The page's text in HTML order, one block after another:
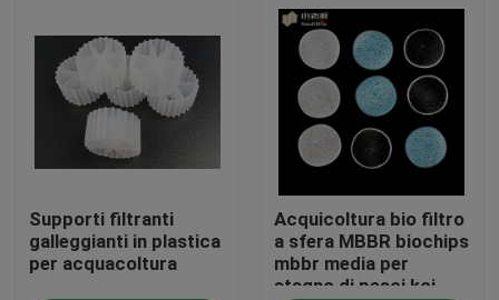
Circa noi
Giro della fabbrica
Controllo di qualità
Supporti filtranti
galleggianti in plastica
per acquacoltura
Acquicoltura bio filtro
a sfera MBBR biochips
mbbr media per
stagno di pesci koi